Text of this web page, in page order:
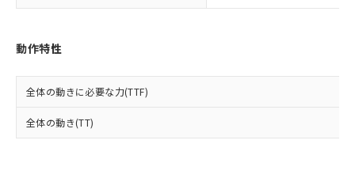
動作特性
全体の動きに必要な力(TTF)
全体の動き(TT)
EU RoHS指令（10物質）の非含有証明書
ものではありません。
また、RoHS指令のフタル酸エステル類４
荷製品に未対応品が混在することから備考